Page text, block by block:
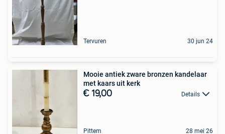
Tervuren 30 jun 24
Mooie antiek zware bronzen kandelaar
met kaars uit kerk
€ 19,00 Details
Pittem 28 mei 26